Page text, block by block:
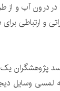
در درون آب و
پژوهشگران
لمسی وسایل